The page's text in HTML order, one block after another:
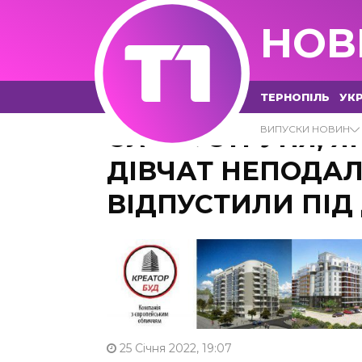
ТЕРНОПІЛЬ
ВИПУСКИ НОВИН
ОЛЕГА СТРУНЯ,
ДІВЧАТ
ВІДПУСТИЛИ
25 Січня 2022, 19:07